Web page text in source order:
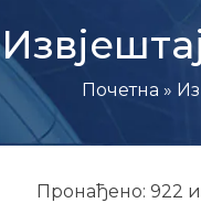
Почетна »
Пронађено: 922